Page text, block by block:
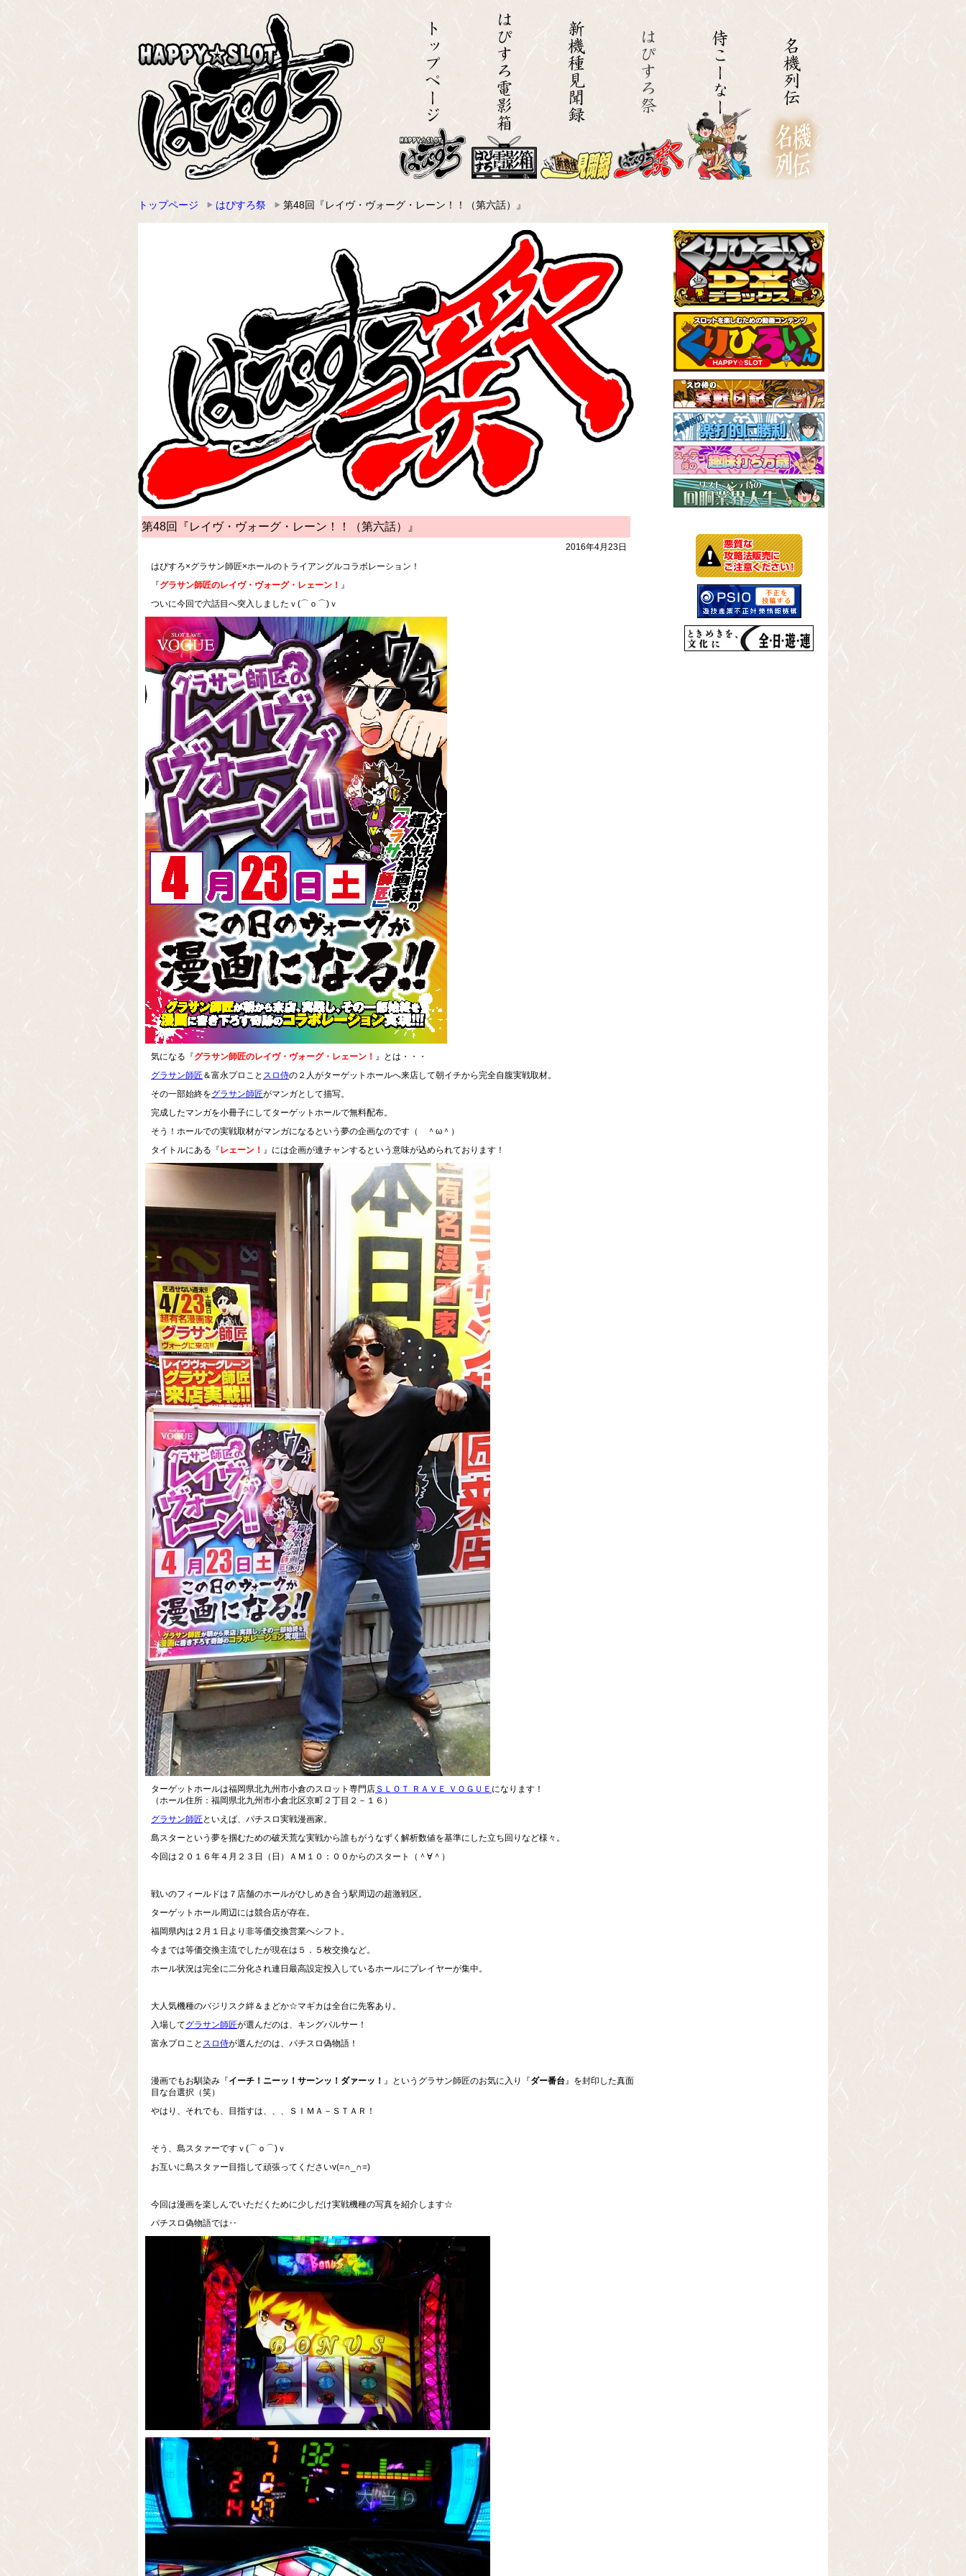
トップページ はぴすろ祭 第48回『レイヴ・ヴォーグ・レーン！！（第六話）』
第48回『レイヴ・ヴォーグ・レーン！！（第六話）』
2016年4月23日
はぴすろ×グラサン師匠×ホールのトライアングルコラボレーション！
『グラサン師匠のレイヴ・ヴォーグ・レェーン！ 』
ついに今回で六話目へ突入しましたｖ(⌒ｏ⌒)ｖ
気になる『グラサン師匠のレイヴ・ヴォーグ・レェーン！ 』とは・・・
グラサン師匠 ＆富永プロこと スロ侍の２人がターゲットホールへ来店して朝イチから完全自腹実戦取材。
その一部始終をグラサン師匠がマンガとして描写。
完成したマンガを小冊子にしてターゲットホールで無料配布。
そう！ホールでの実戦取材がマンガになるという夢の企画なのです（ ＾ω＾）
タイトルにある『 レェーン！ 』には企画が連チャンするという意味が込められております！
ターゲットホールは福岡県北九州市小倉のスロット専門店 ＳＬＯＴ ＲＡＶＥ ＶＯＧＵＥ になります！
（ホール住所：福岡県北九州市小倉北区京町２丁目２－１６）
グラサン師匠 といえば、パチスロ実戦漫画家。
島スターという夢を掴むための破天荒な実戦から誰もがうなずく解析数値を基準にした立ち回りなど様々。
今回は２０１６年４月２３日（日）ＡＭ１０：００からのスタート（＾∀＾）
戦いのフィールドは７店舗のホールがひしめき合う駅周辺の超激戦区。
ターゲットホール周辺には競合店が存在。
福岡県内は２月１日より非等価交換営業へシフト。
今までは等価交換主流でしたが現在は５．５枚交換など。
ホール状況は完全に二分化され連日最高設定投入しているホールにプレイヤーが集中。
大人気機種のバジリスク絆＆まどか☆マギカは全台に先客あり。
入場してグラサン師匠が選んだのは、キングパルサー！
富永プロこと スロ侍が選んだのは、パチスロ偽物語！
漫画でもお馴染み『イーチ！ニーッ！サーンッ！ダァーッ！ 』というグラサン師匠のお気に入り『ダー番台』を封印した真面
目な台選択（笑）
やはり、それでも、目指すは、、、ＳＩＭＡ－ＳＴＡＲ！
そう、島スタァーですｖ(⌒ｏ⌒)ｖ
お互いに島スタァー目指して頑張ってくださいv(=∩_∩=)
今回は漫画を楽しんでいただくために少しだけ実戦機種の写真を紹介します☆
パチスロ偽物語では‥